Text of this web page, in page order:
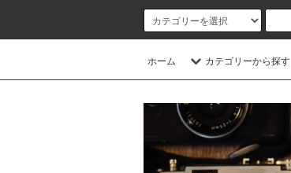
ホーム カテゴリーから探す